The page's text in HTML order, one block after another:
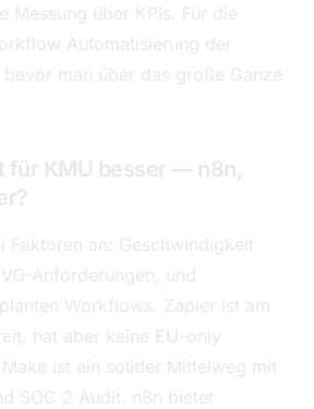
Messung über KPIs. Für die
Automatisierung der
man über das große Ganze
für KMU besser — n8n,
Faktoren an: Geschwindigkeit
Anforderungen, und
Workflows. Zapier ist am
hat aber keine EU-only
ist ein solider Mittelweg mit
SOC 2 Audit. n8n bietet